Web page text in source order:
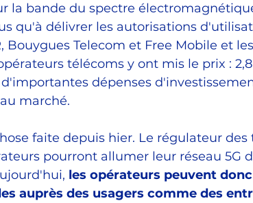
la bande du spectre
qu'à délivrer les autorisations
Bouygues Telecom et Free Mobile et
télécoms y ont mis le prix :
dépenses
marché.
faite depuis hier. Le régulateur
pourront allumer leur réseau 5G
les opérateurs peuvent
auprès des usagers comme des